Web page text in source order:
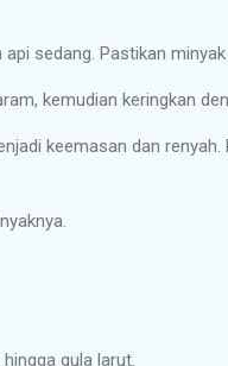
sedang. Pastikan
kemudian keringkan
keemasan dan
gula larut.